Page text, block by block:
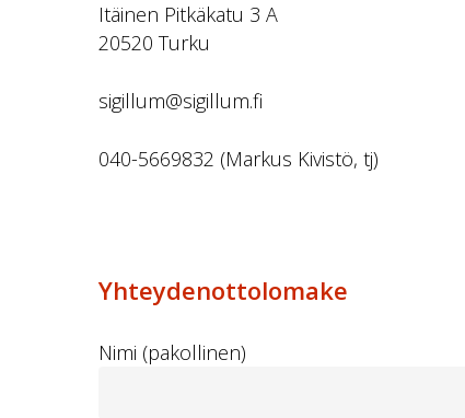
Itäinen Pitkäkatu 3 A
20520 Turku
sigillum@sigillum.fi
040-5669832 (Markus Kivistö, tj)
Yhteydenottolomake
Nimi (pakollinen)